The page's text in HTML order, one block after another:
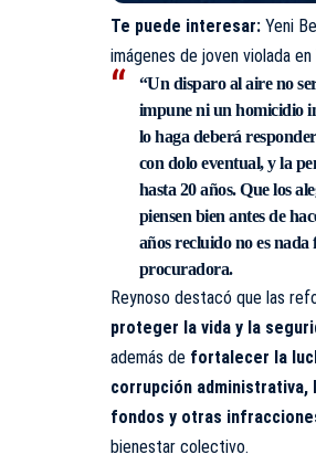
Te puede interesar: Yeni
imágenes de joven violada en
“Un disparo al aire no
impune ni un homicidio
lo haga deberá
con dolo eventual, y la
hasta 20 años. Que los
piensen bien antes de
años recluido no es nada
procuradora.
Reynoso destacó que las
proteger la vida y la
además de fortalecer la
corrupción administrativa,
fondos y otras
bienestar colectivo.